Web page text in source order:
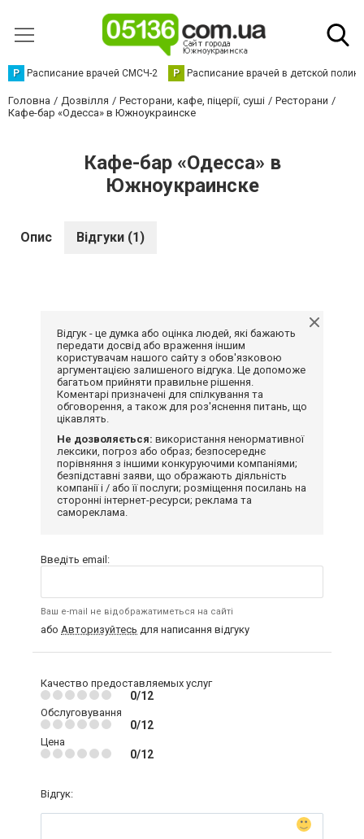
Р Расписание врачей СМСЧ-2 Р Расписание врачей в детской
Головна Дозвілля Ресторани, кафе, піцерії, суші
Ресторани
Кафе-бар «Одесса» в Южноукраинске
Кафе-бар «Одесса» в
Южноукраинске
Опис Відгуки (1)
Відгук - це думка або оцінка людей, які бажають
передати досвід або враження іншим
користувачам нашого сайту з обов'язковою
аргументацією залишеного відгука. Це допоможе
багатьом прийняти правильне рішення.
Коментарі призначені для спілкування та
обговорення, а також для роз'яснення питань, що
цікавлять.
Не дозволяється: використання ненормативної
лексики, погроз або образ; безпосереднє
порівняння з іншими конкуруючими компаніями;
безпідставні заяви, що ображають діяльність
компанії і / або її послуги; розміщення посилань на
сторонні інтернет-ресурси; реклама та
самореклама.
Введіть email:
Ваш e-mail не відображатиметься на сайті
або Авторизуйтесь для написання відгуку
Качество предоставляемых услуг
0/12
Обслуговування
0/12
Цена
0/12
Відгук: